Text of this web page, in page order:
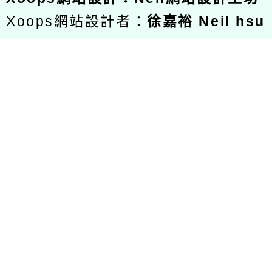
Xoops網站設計者：徐嘉裕 Neil hsu